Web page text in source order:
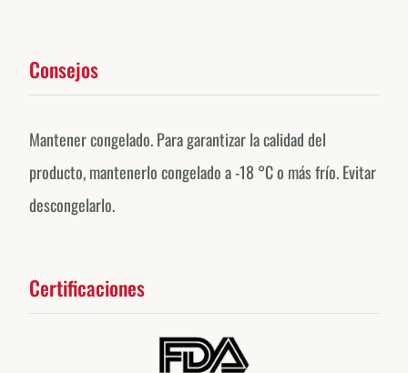
Consejos
Mantener congelado. Para garantizar la calidad del
producto, mantenerlo congelado a -18 °C o más frío. Evitar
descongelarlo.
Certificaciones